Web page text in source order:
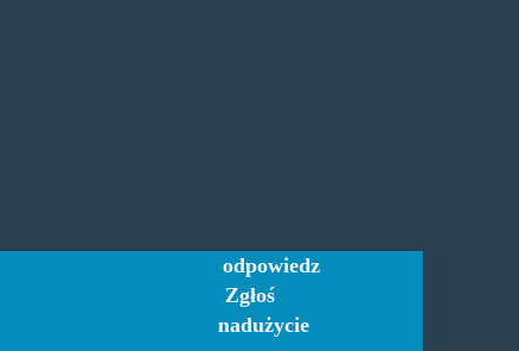
odpowiedz
Zgłoś
nadużycie